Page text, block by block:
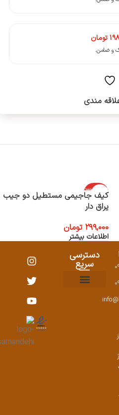
تومان
مندی
اتمام موجود
ی
کیف جاجیمی مستطیل دو جیب
یراق دار
299,000 تومان
اطلاعات بیشتر
دسترسی
سریع